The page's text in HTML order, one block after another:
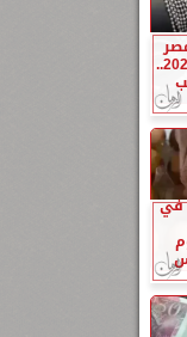
اليوم 5 أغسطس 2026..
في